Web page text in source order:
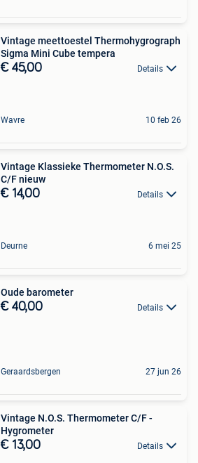
Vintage meettoestel Thermohygrograph
Sigma Mini Cube tempera
€ 45,00 Details
Wavre 10 feb 26
Vintage Klassieke Thermometer N.O.S.
C/F nieuw
€ 14,00 Details
Deurne 6 mei 25
Oude barometer
€ 40,00 Details
Geraardsbergen 27 jun 26
Vintage N.O.S. Thermometer C/F -
Hygrometer
€ 13,00 Details